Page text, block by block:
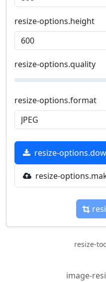
resize-options.height
resize-options.quality
resize-options.format
resize-
resize-
resize-
image-